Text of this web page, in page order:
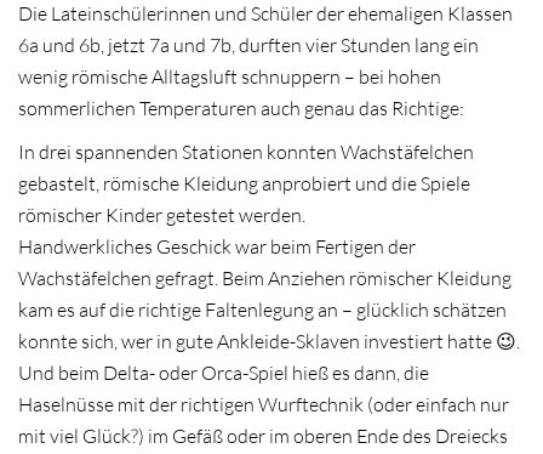
Die Lateinschülerinnen und Schüler der ehemaligen Klassen
6a und 6b, jetzt 7a und 7b, durften vier Stunden lang ein
wenig römische Alltagsluft schnuppern – bei hohen
sommerlichen Temperaturen auch genau das Richtige:
In drei spannenden Stationen konnten Wachstäfelchen
gebastelt, römische Kleidung anprobiert und die Spiele
römischer Kinder getestet werden.
Handwerkliches Geschick war beim Fertigen der
Wachstäfelchen gefragt. Beim Anziehen römischer Kleidung
kam es auf die richtige Faltenlegung an – glücklich schätzen
konnte sich, wer in gute Ankleide-Sklaven investiert hatte 😉.
Und beim Delta- oder Orca-Spiel hieß es dann, die
Haselnüsse mit der richtigen Wurftechnik (oder einfach nur
mit viel Glück?) im Gefäß oder im oberen Ende des Dreiecks